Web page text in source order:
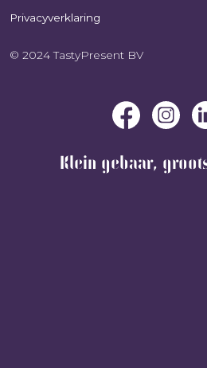
Privacyverklaring
© 2024 TastyPresent BV
Klein gebaar,